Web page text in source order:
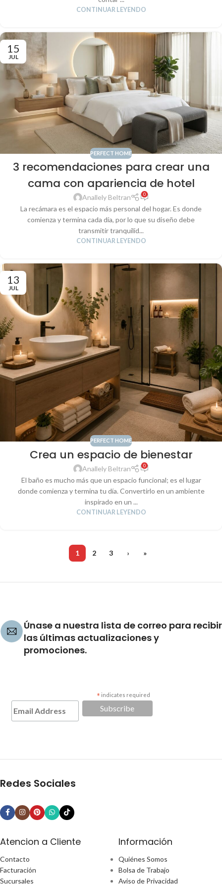
CONTINUAR LEYENDO
15
JUL
PERFECT HOME
3 recomendaciones para crear una
cama con apariencia de hotel
Anallely Beltran 0
La recámara es el espacio más personal del hogar. Es donde
comienza y termina cada día, por lo que su diseño debe
transmitir tranquilid...
CONTINUAR LEYENDO
13
JUL
PERFECT HOME
Crea un espacio de bienestar
Anallely Beltran 0
El baño es mucho más que un espacio funcional; es el lugar
donde comienza y termina tu día. Convertirlo en un ambiente
inspirado en un ...
CONTINUAR LEYENDO
1 2 3 › »
Únase a nuestra lista de correo para recibir
las últimas actualizaciones y
promociones.
* indicates required
Redes Sociales
Atencion a Cliente
Contacto
Facturación
Sucursales
Información
Quiénes Somos
Bolsa de Trabajo
Aviso de Privacidad